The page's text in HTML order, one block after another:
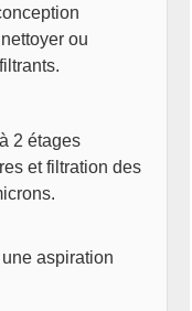
ou
2 étages
et filtration des
une aspiration